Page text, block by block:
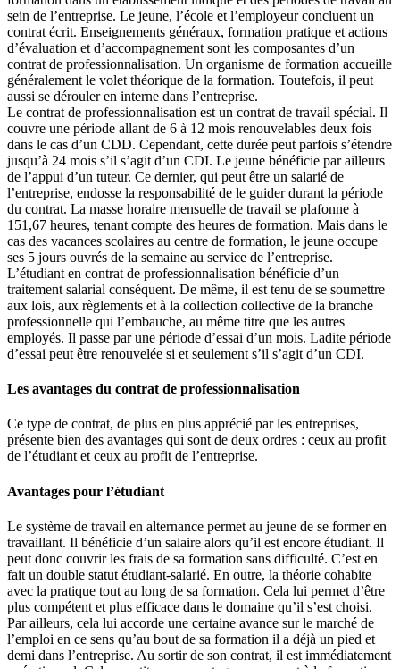
sein de l’entreprise. Le jeune, l’école et l’employeur concluent un
contrat écrit. Enseignements généraux, formation pratique et actions
d’évaluation et d’accompagnement sont les composantes d’un
contrat de professionnalisation. Un organisme de formation accueille
généralement le volet théorique de la formation. Toutefois, il peut
aussi se dérouler en interne dans l’entreprise.
Le contrat de professionnalisation est un contrat de travail spécial. Il
couvre une période allant de 6 à 12 mois renouvelables deux fois
dans le cas d’un CDD. Cependant, cette durée peut parfois s’étendre
jusqu’à 24 mois s’il s’agit d’un CDI. Le jeune bénéficie par ailleurs
de l’appui d’un tuteur. Ce dernier, qui peut être un salarié de
l’entreprise, endosse la responsabilité de le guider durant la période
du contrat. La masse horaire mensuelle de travail se plafonne à
151,67 heures, tenant compte des heures de formation. Mais dans le
cas des vacances scolaires au centre de formation, le jeune occupe
ses 5 jours ouvrés de la semaine au service de l’entreprise.
L’étudiant en contrat de professionnalisation bénéficie d’un
traitement salarial conséquent. De même, il est tenu de se soumettre
aux lois, aux règlements et à la collection collective de la branche
professionnelle qui l’embauche, au même titre que les autres
employés. Il passe par une période d’essai d’un mois. Ladite période
d’essai peut être renouvelée si et seulement s’il s’agit d’un CDI.
Les avantages du contrat de professionnalisation
Ce type de contrat, de plus en plus apprécié par les entreprises,
présente bien des avantages qui sont de deux ordres : ceux au profit
de l’étudiant et ceux au profit de l’entreprise.
Avantages pour l’étudiant
Le système de travail en alternance permet au jeune de se former en
travaillant. Il bénéficie d’un salaire alors qu’il est encore étudiant. Il
peut donc couvrir les frais de sa formation sans difficulté. C’est en
fait un double statut étudiant-salarié. En outre, la théorie cohabite
avec la pratique tout au long de sa formation. Cela lui permet d’être
plus compétent et plus efficace dans le domaine qu’il s’est choisi.
Par ailleurs, cela lui accorde une certaine avance sur le marché de
l’emploi en ce sens qu’au bout de sa formation il a déjà un pied et
demi dans l’entreprise. Au sortir de son contrat, il est immédiatement